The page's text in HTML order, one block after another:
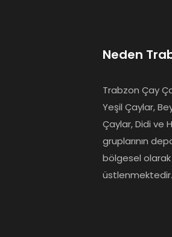
Neden
Trabzon Çay
Yeşil Çaylar,
Çaylar, Didi ve
gruplarının
bölgesel
üstlenmektedir.